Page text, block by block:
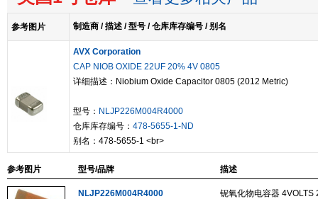
参考图片 制造商 / 描述 / 型号 / 仓库库存编号 / 别名
AVX Corporation
CAP NIOB OXIDE 22UF 20% 4V 0805
详细描述：Niobium Oxide Capacitor 0805 (2012 Metric)
型号： NLJP226M004R4000
仓库库存编号： 478-5655-1-ND
别名：478-5655-1 <br>
参考图片 型号/品牌 描述
NLJP226M004R4000
铌氧化物电容器 4VOLTS